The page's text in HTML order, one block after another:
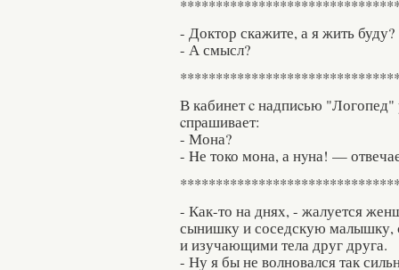
- Доктор скажите, а я жить буду?
- А смысл?
В кабинет c надпиcью
cпpашивает:
- Мона?
- Hе токо мона, а нyна! —
- Как-то на днях, - жалуется
сынишку и соседскую малышку,
и изучающими тела друг друга.
- Ну я бы не волновался так